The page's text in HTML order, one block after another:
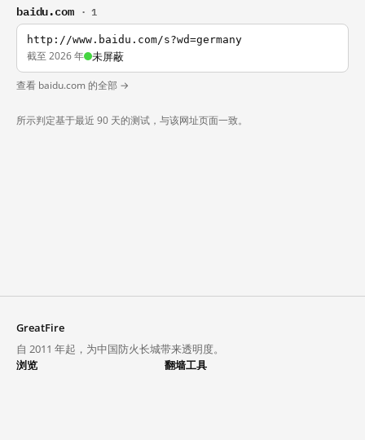
baidu.com · 1
http://www.baidu.com/s?wd=germany
截至 2026 年 未屏蔽
查看 baidu.com 的全部 →
所示判定基于最近 90 天的测试，与该网址页面一致。
GreatFire
自 2011 年起，为中国防火长城带来透明度。
浏览
翻墙工具